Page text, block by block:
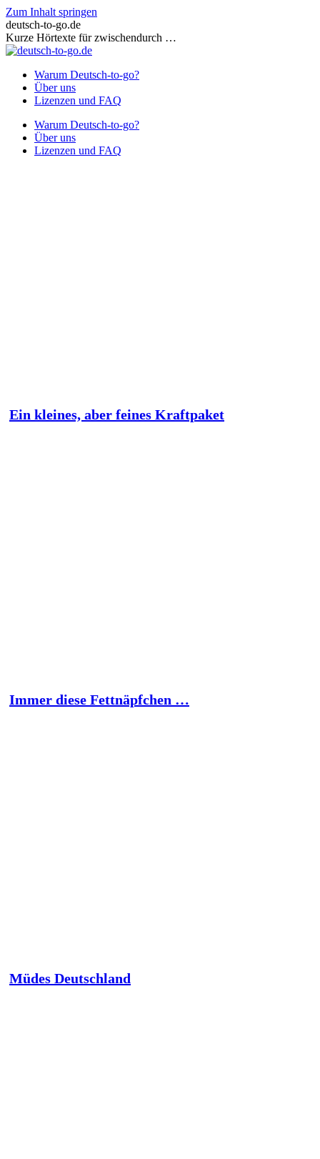
Zum Inhalt springen
deutsch-to-go.de
Kurze Hörtexte für zwischendurch …
Warum Deutsch-to-go?
Über uns
Lizenzen und FAQ
Warum Deutsch-to-go?
Über uns
Lizenzen und FAQ
Ein kleines, aber feines Kraftpaket
Immer diese Fettnäpfchen …
Müdes Deutschland